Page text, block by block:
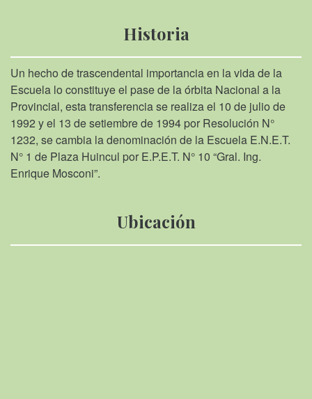
Historia
Un hecho de trascendental importancia en la vida de la
Escuela lo constituye el pase de la órbita Nacional a la
Provincial, esta transferencia se realiza el 10 de julio de
1992 y el 13 de setiembre de 1994 por Resolución N°
1232, se cambia la denominación de la Escuela E.N.E.T.
N° 1 de Plaza Huincul por E.P.E.T. N° 10 “Gral. Ing.
Enrique Mosconi”.
Ubicación